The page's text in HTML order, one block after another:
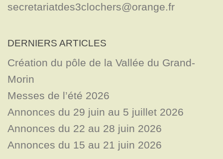
secretariatdes3clochers@orange.fr
DERNIERS ARTICLES
Création du pôle de la Vallée du Grand-
Morin
Messes de l’été 2026
Annonces du 29 juin au 5 juillet 2026
Annonces du 22 au 28 juin 2026
Annonces du 15 au 21 juin 2026